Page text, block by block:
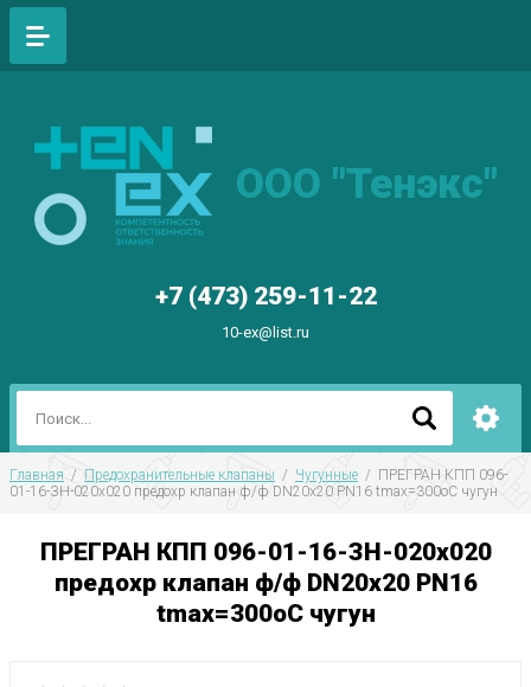
ООО "Тенэкс"
+7 (473) 259-11-22
10-ex@list.ru
Главная
  /
Предохранительные клапаны
  /
Чугунные
  /  ПРЕГРАН КПП 096-
01-16-ЗН-020x020 предохр клапан ф/ф DN20х20 PN16 tmax=300oC чугун
ПРЕГРАН КПП 096-01-16-ЗН-020x020
предохр клапан ф/ф DN20х20 PN16
tmax=300oC чугун